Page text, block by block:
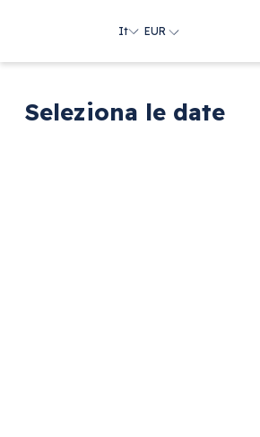
It EUR
Seleziona le date